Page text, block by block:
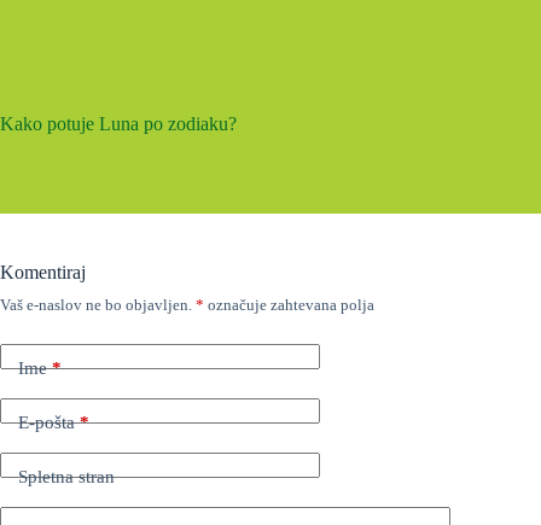
Kako potuje Luna po zodiaku?
Komentiraj
Vaš e-naslov ne bo objavljen. * označuje zahtevana polja
Ime*
E-pošta*
Spletna stran